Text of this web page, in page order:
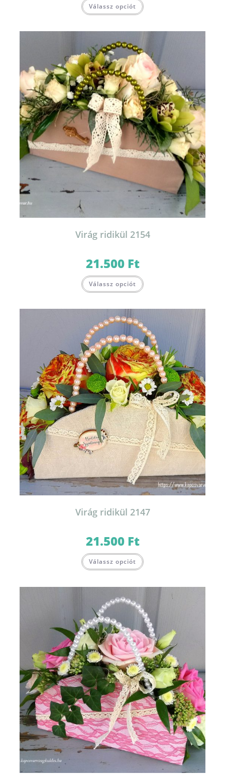
Válassz opciót
Virág ridikül 2154
21.500 Ft
Válassz opciót
Virág ridikül 2147
21.500 Ft
Válassz opciót